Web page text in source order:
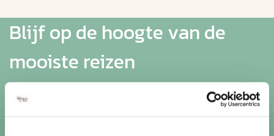
Blijf op de hoogte van de
mooiste reizen
Ontvang circa 1 maal per maand onze nieuwsbrief met de
laatste aanbiedingen. U kunt zich elk moment weer